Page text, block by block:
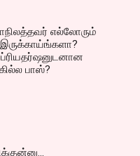
எல்லோரும்
இருக்காய்ங்களா?
பாஸ்?